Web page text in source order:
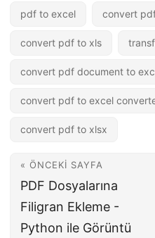
pdf to excel convert
convert pdf to xls
convert pdf document to
convert pdf to excel
convert pdf to xlsx
« ÖNCEKI SAYFA
PDF Dosyalarına
Filigran Ekleme -
Python ile Görüntü